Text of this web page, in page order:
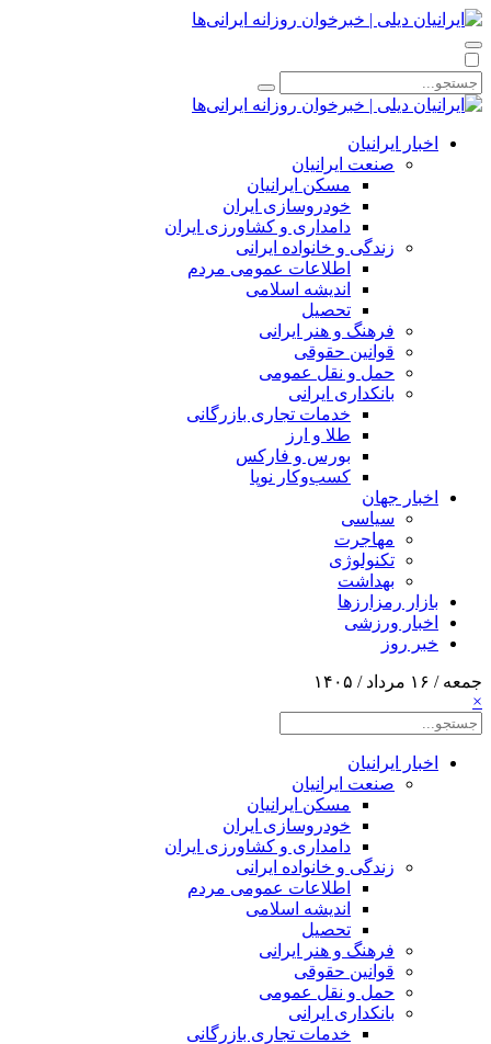
اخبار ایرانیان
صنعت ایرانیان
مسکن ایرانیان
خودروسازی ایران
دامداری و کشاورزی ایران
زندگی و خانواده ایرانی
اطلاعات عمومی مردم
اندیشه اسلامی
تحصیل
فرهنگ و هنر ایرانی
قوانین حقوقی
حمل و نقل عمومی
بانکداری ایرانی
خدمات تجاری بازرگانی
طلا و ارز
بورس و فارکس
کسب‌وکار نوپا
اخبار جهان
سیاسی
مهاجرت
تکنولوژی
بهداشت
بازار رمزارزها
اخبار ورزشی
خبر روز
جمعه / ۱۶ مرداد / ۱۴۰۵
×
اخبار ایرانیان
صنعت ایرانیان
مسکن ایرانیان
خودروسازی ایران
دامداری و کشاورزی ایران
زندگی و خانواده ایرانی
اطلاعات عمومی مردم
اندیشه اسلامی
تحصیل
فرهنگ و هنر ایرانی
قوانین حقوقی
حمل و نقل عمومی
بانکداری ایرانی
خدمات تجاری بازرگانی